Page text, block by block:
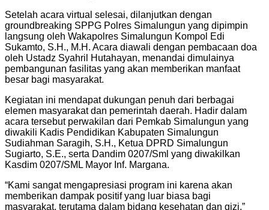
Setelah acara virtual selesai, dilanjutkan dengan
groundbreaking SPPG Polres Simalungun yang dipimpin
langsung oleh Wakapolres Simalungun Kompol Edi
Sukamto, S.H., M.H. Acara diawali dengan pembacaan doa
oleh Ustadz Syahril Hutahayan, menandai dimulainya
pembangunan fasilitas yang akan memberikan manfaat
besar bagi masyarakat.
Kegiatan ini mendapat dukungan penuh dari berbagai
elemen masyarakat dan pemerintah daerah. Hadir dalam
acara tersebut perwakilan dari Pemkab Simalungun yang
diwakili Kadis Pendidikan Kabupaten Simalungun
Sudiahman Saragih, S.H., Ketua DPRD Simalungun
Sugiarto, S.E., serta Dandim 0207/Sml yang diwakilkan
Kasdim 0207/SML Mayor Inf. Margana.
“Kami sangat mengapresiasi program ini karena akan
memberikan dampak positif yang luar biasa bagi
masyarakat, terutama dalam bidang kesehatan dan gizi,”